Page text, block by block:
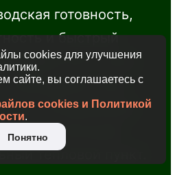
готовность,
и быстрый
БТП. Если
объединить оба
оптимальным
будет блочный
тепловой пункт.
cookies для улучшения
сайте, вы соглашаетесь с
cookies и Политикой
.
Понятно